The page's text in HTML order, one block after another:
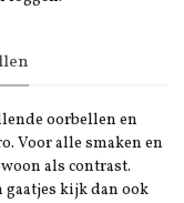
oorbellen en
Voor alle smaken en
als contrast.
gaatjes kijk dan ook